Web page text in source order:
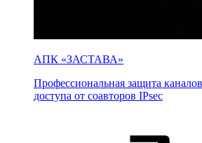
АПК «ЗАСТАВА»
Профессиональная защита
доступа от соавторов IPsec